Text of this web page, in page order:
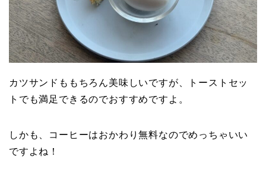
カツサンドももちろん美味しいですが、トーストセッ
トでも満足できるのでおすすめですよ。
しかも、コーヒーはおかわり無料なのでめっちゃいい
ですよね！